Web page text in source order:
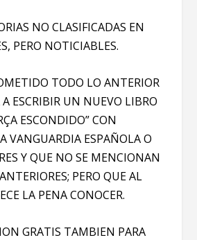
NO CLASIFICADAS EN
PERO NOTICIABLES.
TODO LO ANTERIOR
ESCRIBIR UN NUEVO LIBRO
ESCONDIDO” CON
VANGUARDIA ESPAÑOLA O
Y QUE NO SE MENCIONAN
PERO QUE AL
LA PENA CONOCER.
GRATIS TAMBIEN PARA